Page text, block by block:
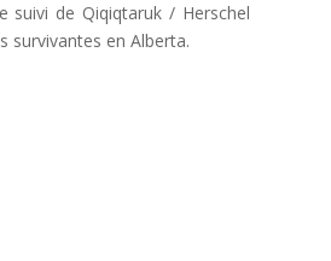
suivi de Qiqiqtaruk / Herschel
survivantes en Alberta.